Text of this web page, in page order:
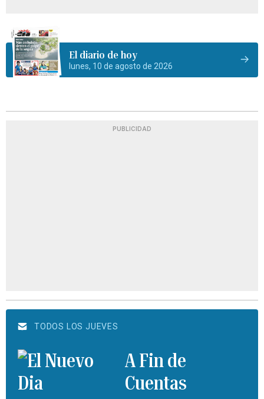
El diario de hoy
lunes, 10 de agosto de 2026
PUBLICIDAD
TODOS LOS JUEVES
A Fin de
Cuentas